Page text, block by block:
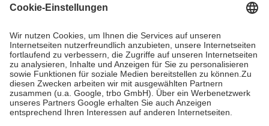
Grundsätzlich leisten Mitglieder Zuzahlungen in Höhe von zehn
höchstens zehn Euro.
Es sind jedoch nie mehr als die tatsächlichen
Kosten der Leistung zu entrichten.
Diese Regeln gelten grundsätzlich auch für Online-Apotheken.
Bei Heilmitteln und häuslicher Krankenpflege beträgt die
Zuzahlung zehn Prozent der Kosten sowie zehn Euro je
Verordnung.
Um das Engagement der Versicherten für ihre eigene Gesundheit zu
stärken und die besondere Stellung der Familie zu unterstützen,